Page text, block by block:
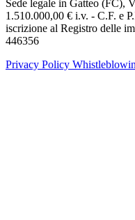
Sede legale in Gatteo (FC),
1.510.000,00 € i.v. - C.F. e
iscrizione al Registro delle
446356
Privacy Policy